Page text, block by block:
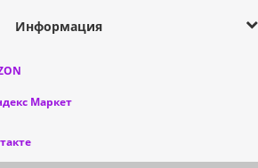
Информация
Маркет